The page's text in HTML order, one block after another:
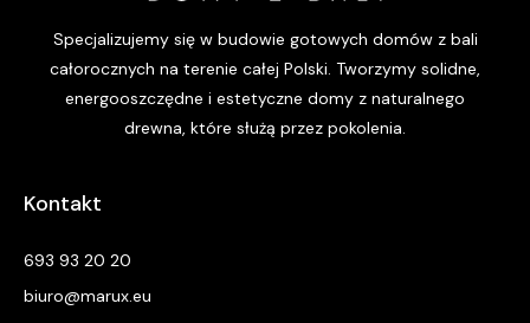
Specjalizujemy się w budowie gotowych domów z bali
całorocznych na terenie całej Polski. Tworzymy solidne,
energooszczędne i estetyczne domy z naturalnego
drewna, które służą przez pokolenia.
Kontakt
693 93 20 20
biuro@marux.eu